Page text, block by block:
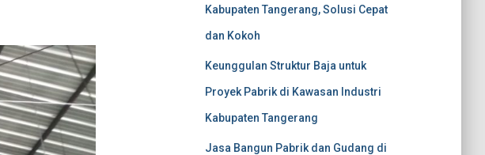
Kabupaten Tangerang, Solusi Cepat
dan Kokoh
Keunggulan Struktur Baja untuk
Proyek Pabrik di Kawasan Industri
Kabupaten Tangerang
Jasa Bangun Pabrik dan Gudang di